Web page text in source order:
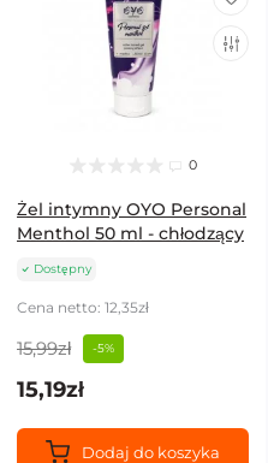
0
Żel intymny OYO Personal
Menthol 50 ml - chłodzący
Dostępny
Cena netto: 12,35zł
15,99zł -5%
15,19zł
Dodaj do koszyka